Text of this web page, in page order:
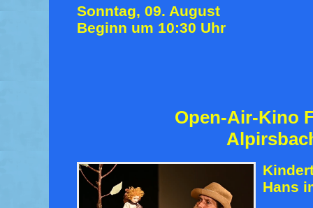
Sonntag, 09. August
Beginn um 10:30 Uhr
Open-Air-Kino
Hans